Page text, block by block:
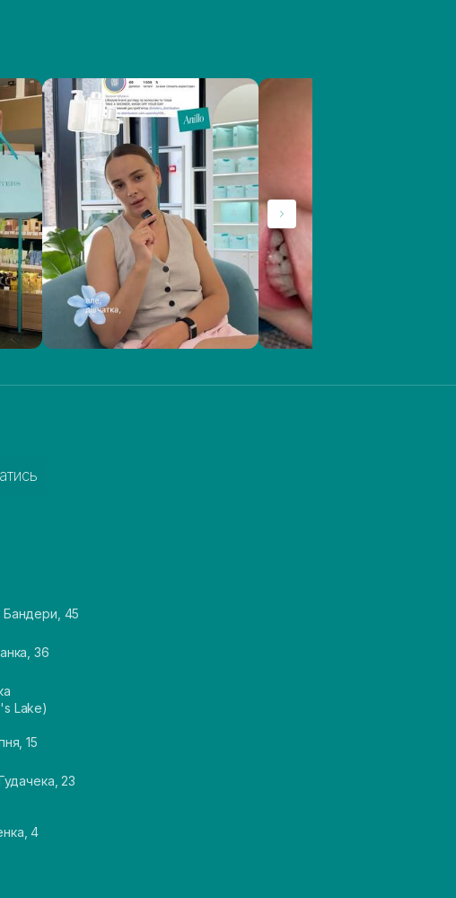
Бандери, 45
36
Lake)
15
23
4